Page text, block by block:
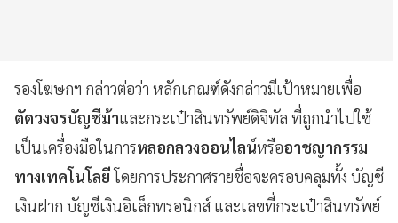
รองโฆษกฯ กล่าวต่อว่า หลักเกณฑ์ดังกล่าวมีเป้าหมายเพื่อ
ตัดวงจรบัญชีม้าและกระเป๋าสินทรัพย์ดิจิทัล ที่ถูกนำไปใช้
เป็นเครื่องมือในการหลอกลวงออนไลน์หรืออาชญากรรม
ทางเทคโนโลยีโดยการประกาศรายชื่อจะครอบคลุมทั้ง บัญชี
เงินฝาก บัญชีเงินอิเล็กทรอนิกส์ และเลขที่กระเป๋าสินทรัพย์